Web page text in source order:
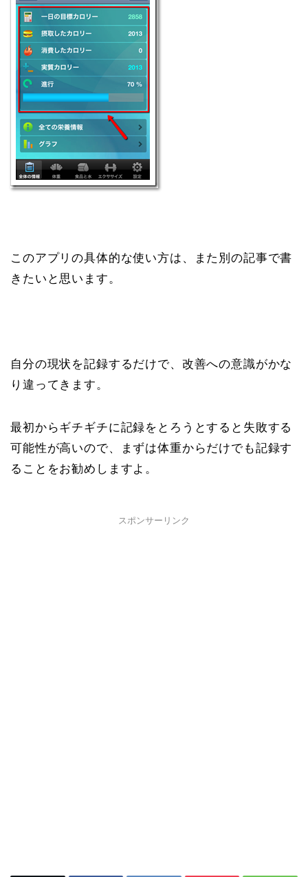
このアプリの具体的な使い方は、また別の記事で書
きたいと思います。
自分の現状を記録するだけで、改善への意識がかな
り違ってきます。
最初からギチギチに記録をとろうとすると失敗する
可能性が高いので、まずは体重からだけでも記録す
ることをお勧めしますよ。
スポンサーリンク